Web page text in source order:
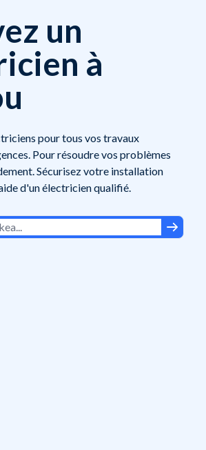
un
à
pour tous vos travaux
Pour résoudre vos problèmes
Sécurisez votre installation
d'un électricien qualifié.